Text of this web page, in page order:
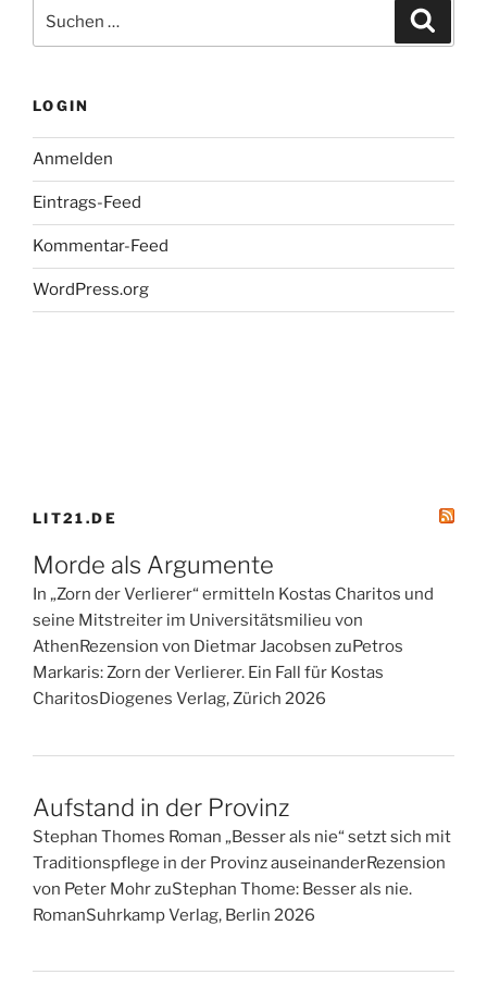
nach:
LOGIN
Anmelden
Eintrags-Feed
Kommentar-Feed
WordPress.org
LIT21.DE
Morde als Argumente
In „Zorn der Verlierer“ ermitteln Kostas Charitos und
seine Mitstreiter im Universitätsmilieu von
AthenRezension von Dietmar Jacobsen zuPetros
Markaris: Zorn der Verlierer. Ein Fall für Kostas
CharitosDiogenes Verlag, Zürich 2026
Aufstand in der Provinz
Stephan Thomes Roman „Besser als nie“ setzt sich mit
Traditionspflege in der Provinz auseinanderRezension
von Peter Mohr zuStephan Thome: Besser als nie.
RomanSuhrkamp Verlag, Berlin 2026